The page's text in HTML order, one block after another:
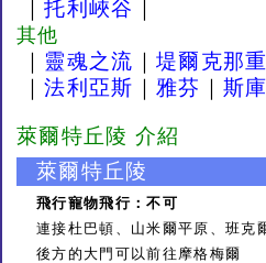
｜托利峽谷
其他
靈魂之流 ｜堤爾克那
｜法利亞斯 雅芬 ｜斯
萊爾特丘陵 介紹
萊爾特丘陵
飛行寵物飛行：不可
連接杜巴頓、山米爾平原、班克
後方的大門可以前往摩格梅爾